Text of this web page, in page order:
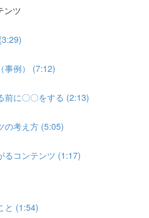
ンツ
事例） (7:12)
前に〇〇をする (2:13)
の考え方 (5:05)
るコンテンツ (1:17)
と (1:54)